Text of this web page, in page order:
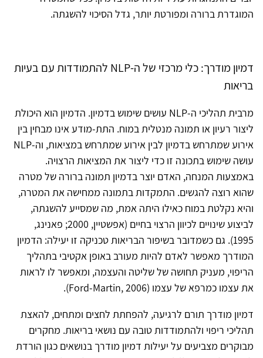
המוגדרת ברורה ומפורטת יותר, גדל הסיכוי להשגתה.
דמיון מודרך: כלי מרכזי של ה-NLP להתמודדות עם בעיות
בריאות
מרבית תהליכי ה-NLP עושים שימוש בדמיון. הדמיון הוא היכולת
ליצור רעיון או תמונה מנטלית במוח. התת-מודע אינו מבחין בין
אירוע שמתרחש בדמיון לבין אירוע שמתרחש במציאות, וה-NLP
עושה שימוש בתכונה זו כדי ליצור את המציאות הרצויה.
באמצעות המנחה, האדם יוצר בדמיון תמונה ברורה של מטרה
שהוא רוצה להגשים. התמקדות בתמונה ממחישה את המטרה,
והיא נקלטת במוח כאילו היתה אמת, מה שמסייע להשגתה,
לביצוע שינויים לכיוון הרצוי בחיים (אפשטיין, 2000; פאנינג,
1995). גם כשמדובר בשיפור הבריאות טכניקה זו יעילה: הדמיון
המודרך מאפשר לאדם להיות מעורב באופן אקטיבי בתהליך
הריפוי, מעניק תחושה של שליטה והעצמה, ומאפשר לו לראות
את עצמו כמרפא של עצמו (Ford-Martin, 2006).
דמיון מודרך תורם לרגיעה, להפחתת לחצים ומתחים, להאצת
תהליכי ריפוי ולהתמודדות טובה עם נושאי בריאות. מחקרים
מבוקרים מצביעים על יעילות דמיון מודרך בנושאים כגון הורדת